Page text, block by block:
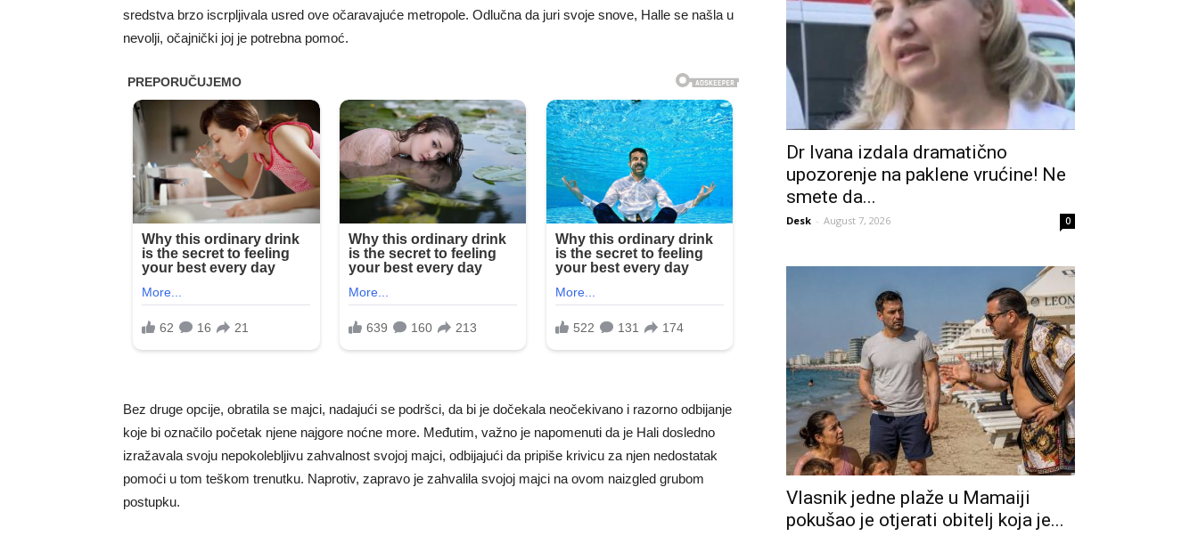
sredstva brzo iscrpljivala usred ove očaravajuće metropole. Odlučna da juri svoje snove, Halle se našla u
nevolji, očajnički joj je potrebna pomoć.
Bez druge opcije, obratila se majci, nadajući se podršci, da bi je dočekala neočekivano i razorno odbijanje
koje bi označilo početak njene najgore noćne more. Međutim, važno je napomenuti da je Hali dosledno
izražavala svoju nepokolebljivu zahvalnost svojoj majci, odbijajući da pripiše krivicu za njen nedostatak
pomoći u tom teškom trenutku. Naprotiv, zapravo je zahvalila svojoj majci na ovom naizgled grubom
postupku.
Dr Ivana izdala dramatično
upozorenje na paklene vrućine! Ne
smete da...
Desk - August 7, 2026 0
Vlasnik jedne plaže u Mamaiji
pokušao je otjerati obitelj koja je...